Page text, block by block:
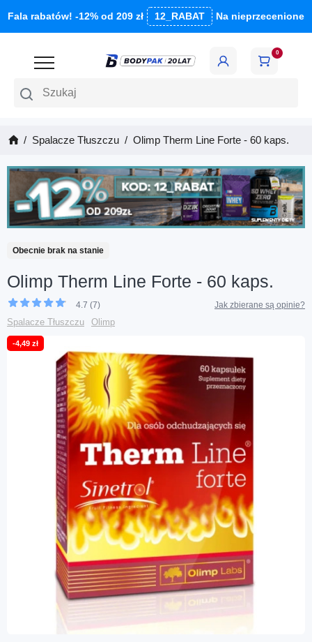
Fala rabatów! -12% od 209 zł 12_RABAT Na nieprzecenione
Szukaj
0
Spalacze Tłuszczu Olimp Therm Line Forte - 60 kaps.
Obecnie brak na stanie
Olimp Therm Line Forte - 60 kaps.
4.7 (7) Jak zbierane są opinie?
Spalacze Tłuszczu Olimp
-4,49 zł